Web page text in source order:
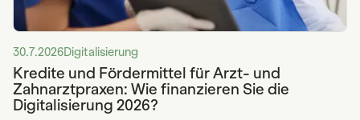
30.7.2026Digitalisierung
Kredite und Fördermittel für Arzt- und
Zahnarztpraxen: Wie finanzieren Sie die
Digitalisierung 2026?